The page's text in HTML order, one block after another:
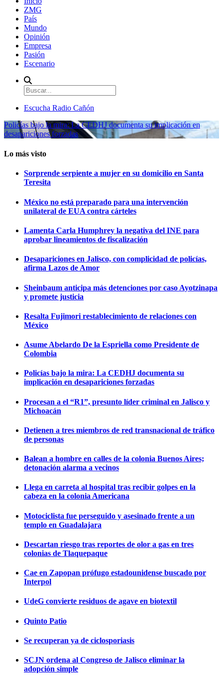
ZMG
País
Mundo
Opinión
Empresa
Pasión
Escenario
Escucha Radio Cañón
Policías bajo la mira: La CEDHJ documenta su implicación en
desapariciones forzadas
Lo más visto
Sorprende serpiente a mujer en su domicilio en Santa
Teresita
México no está preparado para una intervención
unilateral de EUA contra cárteles
Lamenta Carla Humphrey la negativa del INE para
aprobar lineamientos de fiscalización
Desapariciones en Jalisco, con complicidad de policías,
afirma Lazos de Amor
Sheinbaum anticipa más detenciones por caso Ayotzinapa
y promete justicia
Resalta Fujimori restablecimiento de relaciones con
México
Asume Abelardo De la Espriella como Presidente de
Colombia
Policías bajo la mira: La CEDHJ documenta su
implicación en desapariciones forzadas
Procesan a el “R1”, presunto líder criminal en Jalisco y
Michoacán
Detienen a tres miembros de red transnacional de tráfico
de personas
Balean a hombre en calles de la colonia Buenos Aires;
detonación alarma a vecinos
Llega en carreta al hospital tras recibir golpes en la
cabeza en la colonia Americana
Motociclista fue perseguido y asesinado frente a un
templo en Guadalajara
Descartan riesgo tras reportes de olor a gas en tres
colonias de Tlaquepaque
Cae en Zapopan prófugo estadounidense buscado por
Interpol
UdeG convierte residuos de agave en biotextil
Quinto Patio
Se recuperan ya de ciclosporiasis
SCJN ordena al Congreso de Jalisco eliminar la
adopción simple